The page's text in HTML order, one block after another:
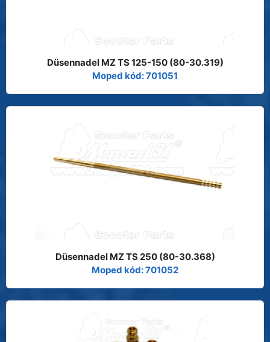
Düsennadel MZ TS 125-150 (80-30.319)
Moped kód: 701051
Düsennadel MZ TS 250 (80-30.368)
Moped kód: 701052